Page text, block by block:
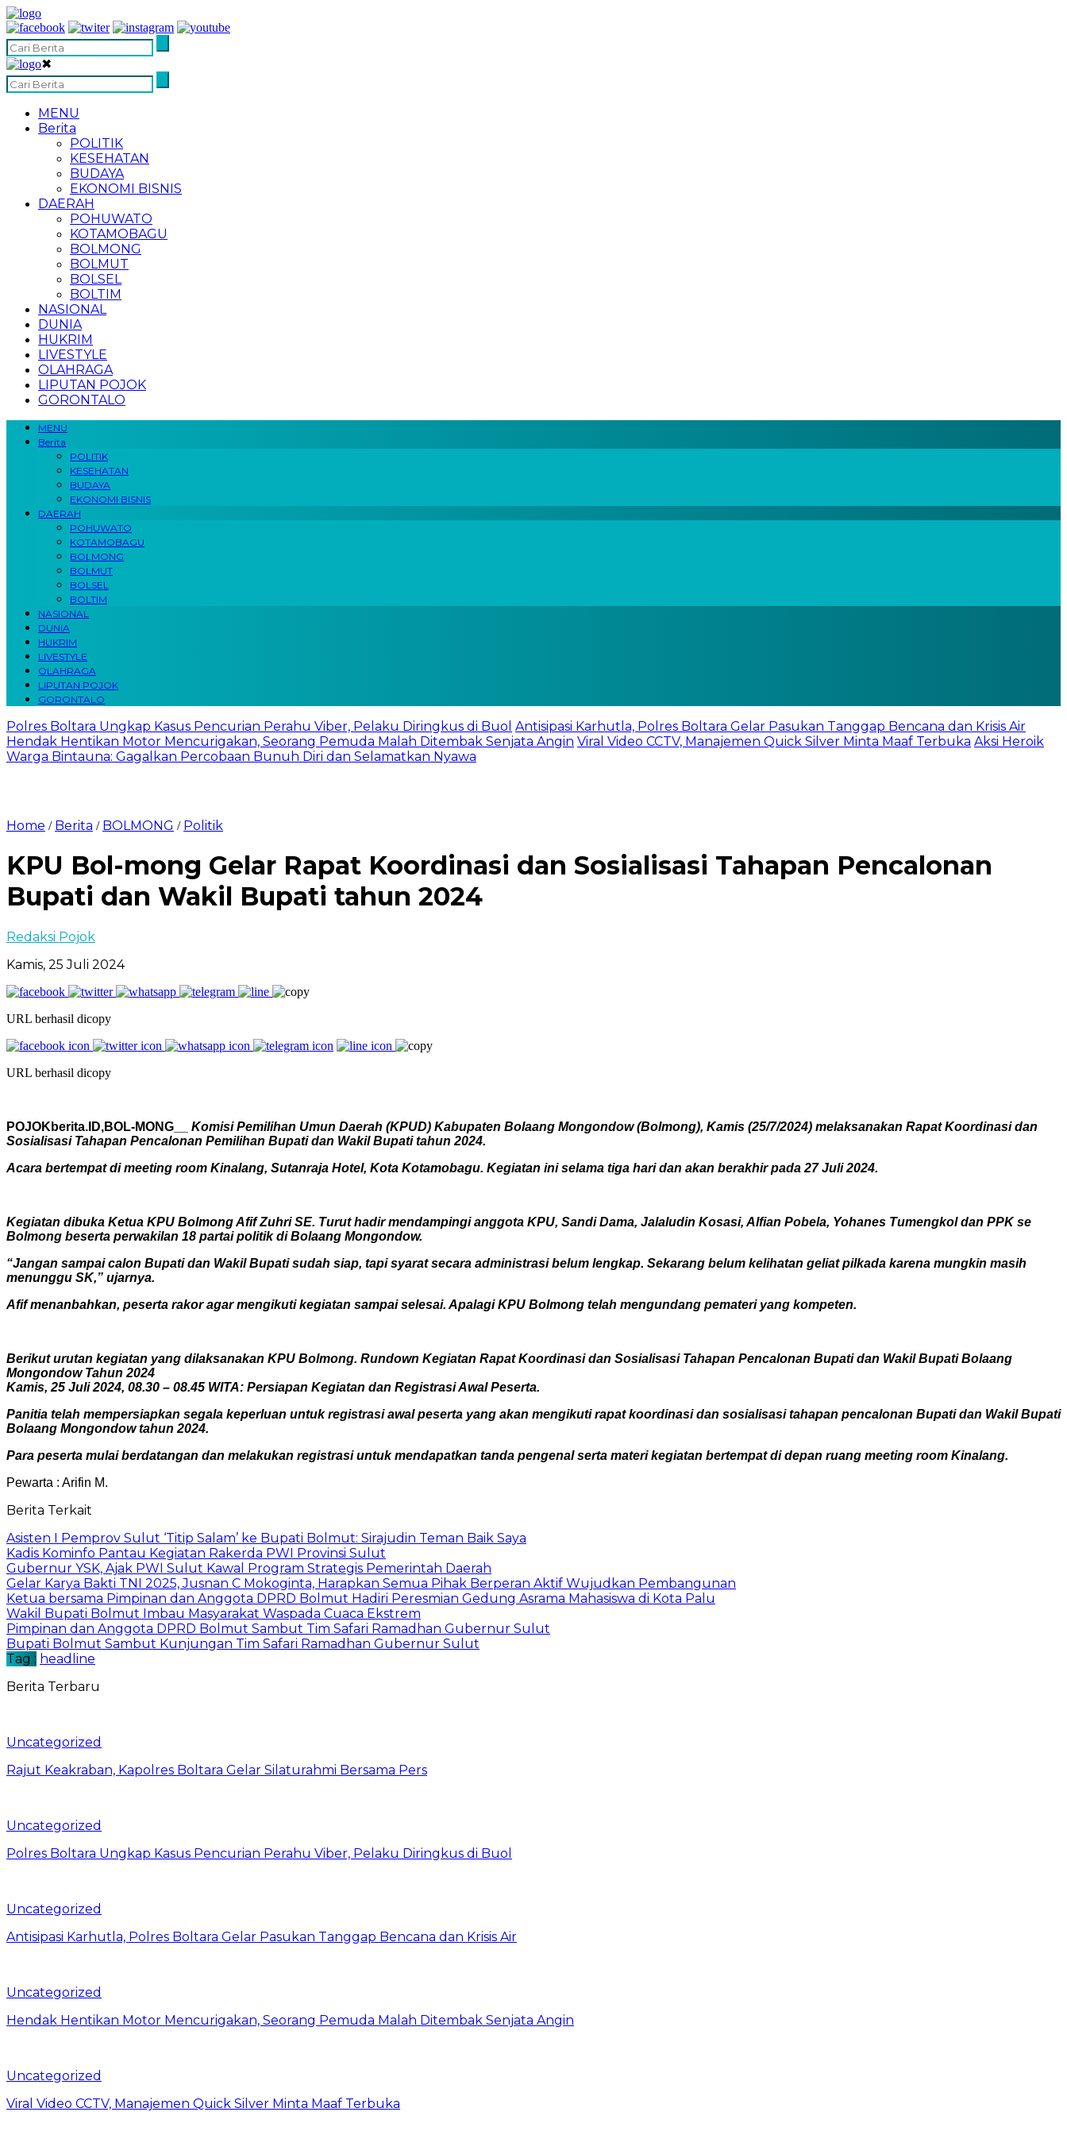
✖
MENU
Berita
POLITIK
KESEHATAN
BUDAYA
EKONOMI BISNIS
DAERAH
POHUWATO
KOTAMOBAGU
BOLMONG
BOLMUT
BOLSEL
BOLTIM
NASIONAL
DUNIA
HUKRIM
LIVESTYLE
OLAHRAGA
LIPUTAN POJOK
GORONTALO
MENU
Berita
POLITIK
KESEHATAN
BUDAYA
EKONOMI BISNIS
DAERAH
POHUWATO
KOTAMOBAGU
BOLMONG
BOLMUT
BOLSEL
BOLTIM
NASIONAL
DUNIA
HUKRIM
LIVESTYLE
OLAHRAGA
LIPUTAN POJOK
GORONTALO
Polres Boltara Ungkap Kasus Pencurian Perahu Viber, Pelaku Diringkus di Buol Antisipasi Karhutla, Polres Boltara Gelar Pasukan Tanggap Bencana dan Krisis Air
Hendak Hentikan Motor Mencurigakan, Seorang Pemuda Malah Ditembak Senjata Angin Viral Video CCTV, Manajemen Quick Silver Minta Maaf Terbuka Aksi Heroik
Warga Bintauna: Gagalkan Percobaan Bunuh Diri dan Selamatkan Nyawa
Home / Berita / BOLMONG / Politik
KPU Bol-mong Gelar Rapat Koordinasi dan Sosialisasi Tahapan Pencalonan
Bupati dan Wakil Bupati tahun 2024
Redaksi Pojok
Kamis, 25 Juli 2024
URL berhasil dicopy
URL berhasil dicopy
POJOKberita.ID,BOL-MONG__ Komisi Pemilihan Umun Daerah (KPUD) Kabupaten Bolaang Mongondow (Bolmong), Kamis (25/7/2024) melaksanakan Rapat Koordinasi dan
Sosialisasi Tahapan Pencalonan Pemilihan Bupati dan Wakil Bupati tahun 2024.
Acara bertempat di meeting room Kinalang, Sutanraja Hotel, Kota Kotamobagu. Kegiatan ini selama tiga hari dan akan berakhir pada 27 Juli 2024.
Kegiatan dibuka Ketua KPU Bolmong Afif Zuhri SE. Turut hadir mendampingi anggota KPU, Sandi Dama, Jalaludin Kosasi, Alfian Pobela, Yohanes Tumengkol dan PPK se
Bolmong beserta perwakilan 18 partai politik di Bolaang Mongondow.
“Jangan sampai calon Bupati dan Wakil Bupati sudah siap, tapi syarat secara administrasi belum lengkap. Sekarang belum kelihatan geliat pilkada karena mungkin masih
menunggu SK,” ujarnya.
Afif menanbahkan, peserta rakor agar mengikuti kegiatan sampai selesai. Apalagi KPU Bolmong telah mengundang pemateri yang kompeten.
Berikut urutan kegiatan yang dilaksanakan KPU Bolmong. Rundown Kegiatan Rapat Koordinasi dan Sosialisasi Tahapan Pencalonan Bupati dan Wakil Bupati Bolaang
Mongondow Tahun 2024
Kamis, 25 Juli 2024, 08.30 – 08.45 WITA: Persiapan Kegiatan dan Registrasi Awal Peserta.
Panitia telah mempersiapkan segala keperluan untuk registrasi awal peserta yang akan mengikuti rapat koordinasi dan sosialisasi tahapan pencalonan Bupati dan Wakil Bupati
Bolaang Mongondow tahun 2024.
Para peserta mulai berdatangan dan melakukan registrasi untuk mendapatkan tanda pengenal serta materi kegiatan bertempat di depan ruang meeting room Kinalang.
Pewarta : Arifin M.
Berita Terkait
Asisten I Pemprov Sulut ‘Titip Salam’ ke Bupati Bolmut: Sirajudin Teman Baik Saya
Kadis Kominfo Pantau Kegiatan Rakerda PWI Provinsi Sulut
Gubernur YSK, Ajak PWI Sulut Kawal Program Strategis Pemerintah Daerah
Gelar Karya Bakti TNI 2025, Jusnan C Mokoginta, Harapkan Semua Pihak Berperan Aktif Wujudkan Pembangunan
Ketua bersama Pimpinan dan Anggota DPRD Bolmut Hadiri Peresmian Gedung Asrama Mahasiswa di Kota Palu
Wakil Bupati Bolmut Imbau Masyarakat Waspada Cuaca Ekstrem
Pimpinan dan Anggota DPRD Bolmut Sambut Tim Safari Ramadhan Gubernur Sulut
Bupati Bolmut Sambut Kunjungan Tim Safari Ramadhan Gubernur Sulut
Tag : headline
Berita Terbaru
Uncategorized
Rajut Keakraban, Kapolres Boltara Gelar Silaturahmi Bersama Pers
Uncategorized
Polres Boltara Ungkap Kasus Pencurian Perahu Viber, Pelaku Diringkus di Buol
Uncategorized
Antisipasi Karhutla, Polres Boltara Gelar Pasukan Tanggap Bencana dan Krisis Air
Uncategorized
Hendak Hentikan Motor Mencurigakan, Seorang Pemuda Malah Ditembak Senjata Angin
Uncategorized
Viral Video CCTV, Manajemen Quick Silver Minta Maaf Terbuka